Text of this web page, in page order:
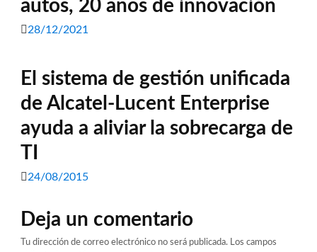
autos, 20 años de innovación
28/12/2021
El sistema de gestión unificada
de Alcatel-Lucent Enterprise
ayuda a aliviar la sobrecarga de
TI
24/08/2015
Deja un comentario
Tu dirección de correo electrónico no será publicada. Los campos